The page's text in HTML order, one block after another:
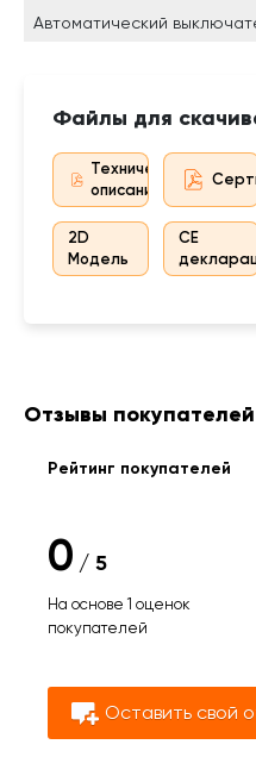
Автоматический
Файлы для
Техническое
описание
2D
Модель
CE
Отзывы покупателей
Рейтинг покупателей
0 / 5
На основе 1 оценок
покупателей
Оставить свой